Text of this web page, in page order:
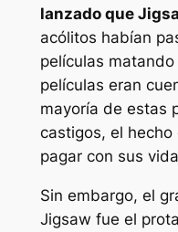
lanzado que
acólitos habían
películas
películas eran
mayoría de estas
castigos, el
pagar con sus
Sin embargo, el
Jigsaw fue el